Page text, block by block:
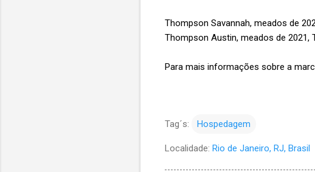
Thompson Savannah, meados de
Thompson Austin, meados de 2021,
Para mais informações sobre a
Tag´s: Hospedagem
Localidade: Rio de Janeiro, RJ, Brasil